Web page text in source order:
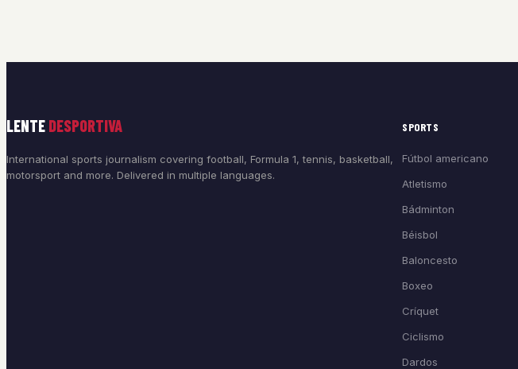
LENTE DESPORTIVA
International sports journalism covering football, Formula 1, tennis, basketball,
motorsport and more. Delivered in multiple languages.
SPORTS
Fútbol americano
Atletismo
Bádminton
Béisbol
Baloncesto
Boxeo
Críquet
Ciclismo
Dardos